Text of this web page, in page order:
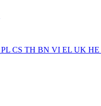
PL CS TH BN VI EL UK HE